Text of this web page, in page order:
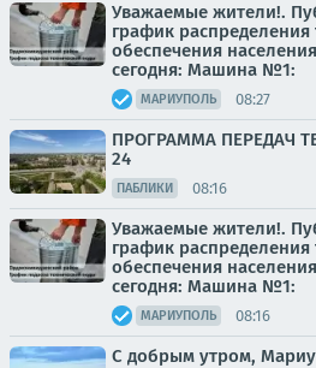
Уважаемые жители!.
график распределения
обеспечения
сегодня: Машина №1:
МАРИУПОЛЬ 08:27
ПРОГРАММА ПЕРЕДАЧ
24
ПАБЛИКИ 08:16
Уважаемые жители!.
график распределения
обеспечения
сегодня: Машина №1:
МАРИУПОЛЬ 08:16
С добрым утром,